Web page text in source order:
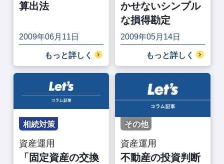
算出法
2009年06月11日
もっと詳しく
かせないシンプル
な損得勘定
2009年05月14日
もっと詳しく
相続対策
資産運用
「固定資産の交換
その他
資産運用
不動産の投資判断